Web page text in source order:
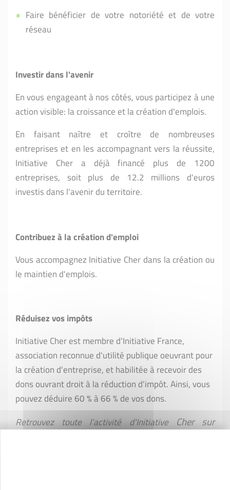
Faire bénéficier de votre notoriété et de votre
réseau
Investir dans l'avenir
En vous engageant à nos côtés, vous participez à une
action visible: la croissance et la création d'emplois.
En faisant naître et croître de nombreuses
entreprises et en les accompagnant vers la réussite,
Initiative Cher a déjà financé plus de 1200
entreprises, soit plus de 12.2 millions d'euros
investis dans l'avenir du territoire.
Contribuez à la création d'emploi
Vous accompagnez Initiative Cher dans la création ou
le maintien d'emplois.
Réduisez vos impôts
Initiative Cher est membre d'Initiative France,
association reconnue d'utilité publique oeuvrant pour
la création d'entreprise, et habilitée à recevoir des
dons ouvrant droit à la réduction d'impôt. Ainsi, vous
pouvez déduire 60 % à 66 % de vos dons.
Retrouvez toute l'activité d'InitiativeCher sur